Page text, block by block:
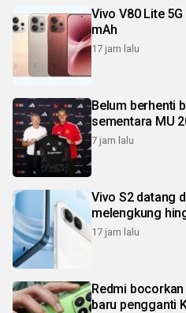
Vivo V80 Lite
mAh
17 jam lalu
Belum berhenti
sementara MU
7 jam lalu
Vivo S2 datang
melengkung
17 jam lalu
Redmi
baru pengganti